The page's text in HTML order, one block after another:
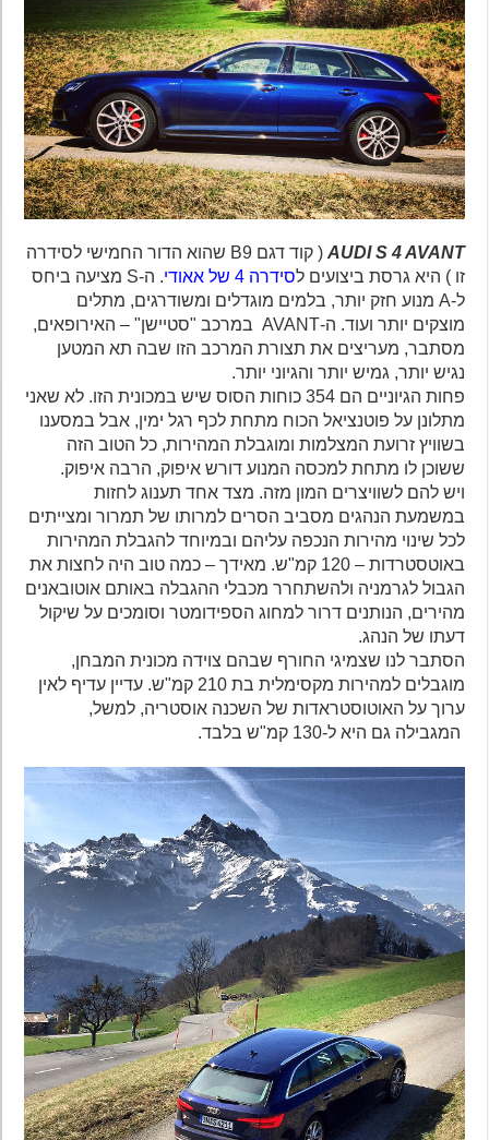
AUDI S 4 AVANT
( קוד דגם B9 שהוא הדור החמישי לסידרה
זו ) היא גרסת ביצועים לסידרה 4 של אאודי
. ה-S מציעה ביחס
ל-A מנוע חזק יותר, בלמים מוגדלים ומשודרגים, מתלים
מוצקים יותר ועוד. ה-AVANT במרכב "סטיישן" – האירופאים,
מסתבר, מעריצים את תצורת המרכב הזו שבה תא המטען
נגיש יותר, גמיש יותר והגיוני יותר.
פחות הגיוניים הם 354 כוחות הסוס שיש במכונית הזו. לא שאני
מתלונן על פוטנציאל הכוח מתחת לכף רגל ימין, אבל במסענו
בשוויץ זרועת המצלמות ומוגבלת המהירות, כל הטוב הזה
ששוכן לו מתחת למכסה המנוע דורש איפוק, הרבה איפוק.
ויש להם לשוויצרים המון מזה. מצד אחד תענוג לחזות
במשמעת הנהגים מסביב הסרים למרותו של תמרור ומצייתים
לכל שינוי מהירות הנכפה עליהם ובמיוחד להגבלת המהירות
באוטסטרדות – 120 קמ"ש. מאידך – כמה טוב היה לחצות את
הגבול לגרמניה ולהשתחרר מכבלי ההגבלה באותם אוטובאנים
מהירים, הנותנים דרור למחוג הספידומטר וסומכים על שיקול
דעתו של הנהג.
הסתבר לנו שצמיגי החורף שבהם צוידה מכונית המבחן,
מוגבלים למהירות מקסימלית בת 210 קמ"ש. עדיין עדיף לאין
ערוך על האוטוסטראדות של השכנה אוסטריה, למשל,
המגבילה גם היא ל-130 קמ"ש בלבד.